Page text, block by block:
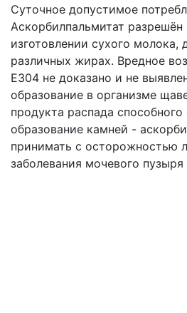
Суточное допустимое
Аскорбилпальмитат
изготовлении сухого молока,
различных жирах. Вредное
Е304 не доказано и не
образование в организме
продукта распада
образование камней -
принимать с
заболевания мочевого пузыря